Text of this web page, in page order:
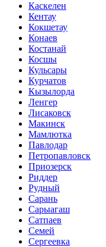
Каскелен
Кентау
Кокшетау
Конаев
Костанай
Косшы
Кульсары
Курчатов
Кызылорда
Ленгер
Лисаковск
Макинск
Мамлютка
Павлодар
Петропавловск
Приозерск
Риддер
Рудный
Сарань
Сарыагаш
Сатпаев
Семей
Сергеевка